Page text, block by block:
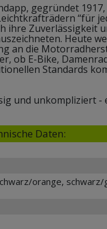
gegründet
“für
ihre Zuverlässigkeit
Heute
an die
ob E-Bike,
Standards
und unkompliziert
Daten:
orange,